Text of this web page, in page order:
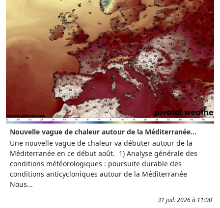
Nouvelle vague de chaleur autour de la Méditerranée...
Une nouvelle vague de chaleur va débuter autour de la
Méditerranée en ce début août. 1) Analyse générale des
conditions météorologiques : poursuite durable des
conditions anticycloniques autour de la Méditerranée
Nous...
31 juil. 2026 à 11:00